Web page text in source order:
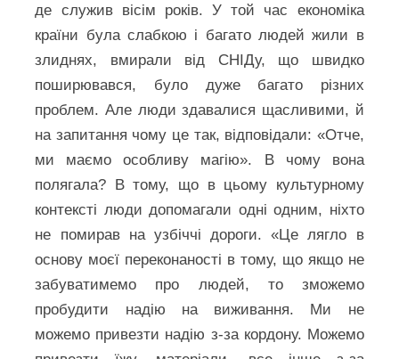
де служив вісім років. У той час економіка
країни була слабкою і багато людей жили в
злиднях, вмирали від СНІДу, що швидко
поширювався, було дуже багато різних
проблем. Але люди здавалися щасливими, й
на запитання чому це так, відповідали: «Отче,
ми маємо особливу магію». В чому вона
полягала? В тому, що в цьому культурному
контексті люди допомагали одні одним, ніхто
не помирав на узбіччі дороги. «Це лягло в
основу моєї переконаності в тому, що якщо не
забуватимемо про людей, то зможемо
пробудити надію на виживання. Ми не
можемо привезти надію з-за кордону. Можемо